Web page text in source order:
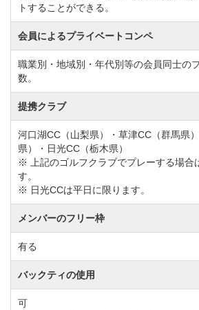
トすることができる。
会員によるプライベートコンペ
職業別・地域別・年代別等の会員同士の
数。
提携クラブ
河口湖CC（山梨県）・草津CC（群馬県
県）・日光CC（栃木県）
※ 上記のゴルフクラブでプレーする場合
す。
※ 日光CCは平日に限ります。
メンバーのフリー枠
有る
バックティの使用
可